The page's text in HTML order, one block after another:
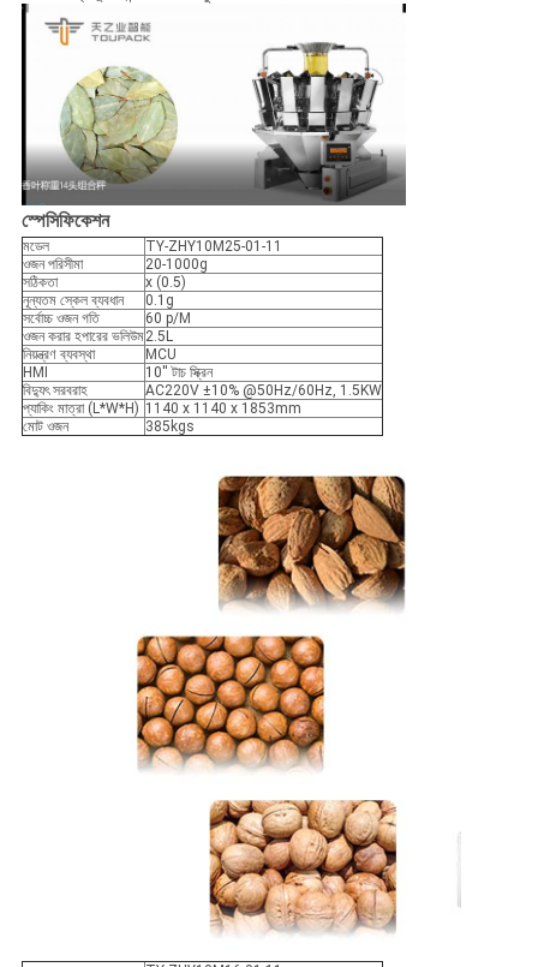
স্পেসিফিকেশন
মডেল
TY-ZHY10M25-01-11
ওজন পরিসীমা
20-1000g
সঠিকতা
x (0.5)
নূন্যতম স্কেল ব্যবধান
0.1g
সর্বোচ্চ ওজন গতি
60 p/M
ওজন করার হপারের ভলিউম2.5L
নিয়ন্ত্রণ ব্যবস্থা
MCU
HMI
10'' টাচ স্ক্রিন
বিদ্যুৎ সরবরাহ
AC220V ±10% @50Hz/60Hz, 1.5KW
প্যাকিং মাত্রা (L*W*H) 1140 x 1140 x 1853mm
মোট ওজন
385kgs